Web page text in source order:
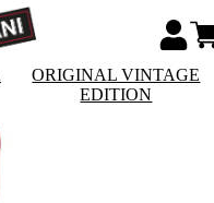
ORIGINAL VINTAGE
EDITION